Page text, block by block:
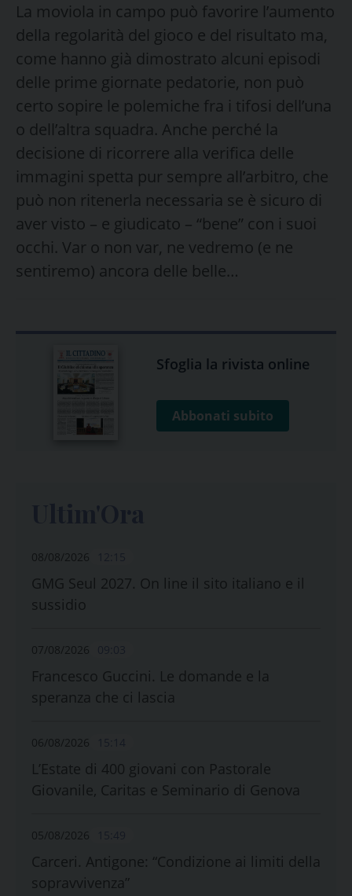
La moviola in campo può favorire l’aumento
della regolarità del gioco e del risultato ma,
come hanno già dimostrato alcuni episodi
delle prime giornate pedatorie, non può
certo sopire le polemiche fra i tifosi dell’una
o dell’altra squadra. Anche perché la
decisione di ricorrere alla verifica delle
immagini spetta pur sempre all’arbitro, che
può non ritenerla necessaria se è sicuro di
aver visto – e giudicato – “bene” con i suoi
occhi. Var o non var, ne vedremo (e ne
sentiremo) ancora delle belle…
Sfoglia la rivista online
Abbonati subito
08/08/2026
GMG Seul 2027. On line il sito italiano e il
sussidio
07/08/2026
Francesco Guccini. Le domande e la
speranza che ci lascia
06/08/2026
L’Estate di 400 giovani con Pastorale
Giovanile, Caritas e Seminario di Genova
05/08/2026
Carceri. Antigone: “Condizione ai limiti della
sopravvivenza”